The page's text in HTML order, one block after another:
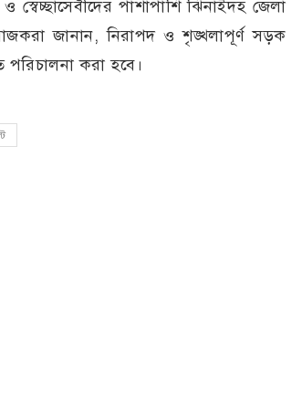
পাশাপাশি ঝিনাইদহ জেলা
জানান, নিরাপদ ও শৃঙ্খলাপূর্ণ সড়ক
করা হবে।